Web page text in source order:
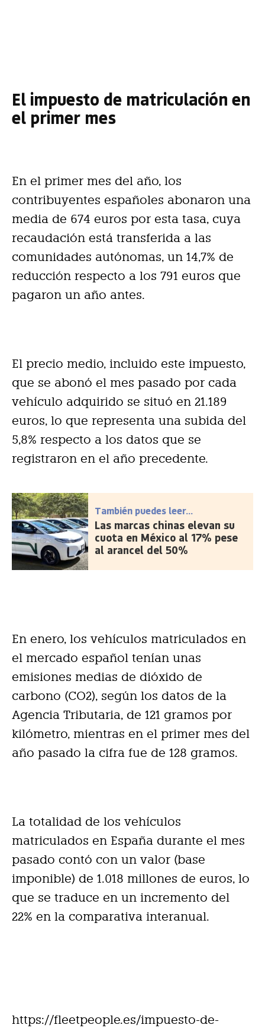
El impuesto de matriculación en
el primer mes
En el primer mes del año, los
contribuyentes españoles abonaron una
media de 674 euros por esta tasa, cuya
recaudación está transferida a las
comunidades autónomas, un 14,7% de
reducción respecto a los 791 euros que
pagaron un año antes.
El precio medio, incluido este impuesto,
que se abonó el mes pasado por cada
vehículo adquirido se situó en 21.189
euros, lo que representa una subida del
5,8% respecto a los datos que se
registraron en el año precedente.
También puedes leer...
Las marcas chinas elevan su
cuota en México al 17% pese
al arancel del 50%
En enero, los vehículos matriculados en
el mercado español tenían unas
emisiones medias de dióxido de
carbono (CO2), según los datos de la
Agencia Tributaria, de 121 gramos por
kilómetro, mientras en el primer mes del
año pasado la cifra fue de 128 gramos.
La totalidad de los vehículos
matriculados en España durante el mes
pasado contó con un valor (base
imponible) de 1.018 millones de euros, lo
que se traduce en un incremento del
22% en la comparativa interanual.
https://fleetpeople.es/impuesto-de-